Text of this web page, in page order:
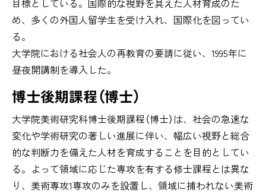
め、多くの外国人留学生を受け入れ、国際化を図ってい
る。
大学院における社会人の再教育の要請に従い、1995年に
昼夜開講制を導入した。
博士後期課程（博士）
大学院美術研究科博士後期課程（博士）は、社会の急速な
変化や学術研究の著しい進展に伴い、幅広い視野と総合
的な判断力を備えた人材を育成することを目的としてい
る。よって領域に応じた専攻を有する修士課程とは異な
り、美術専攻1専攻のみを設置し、領域に捕われない美術